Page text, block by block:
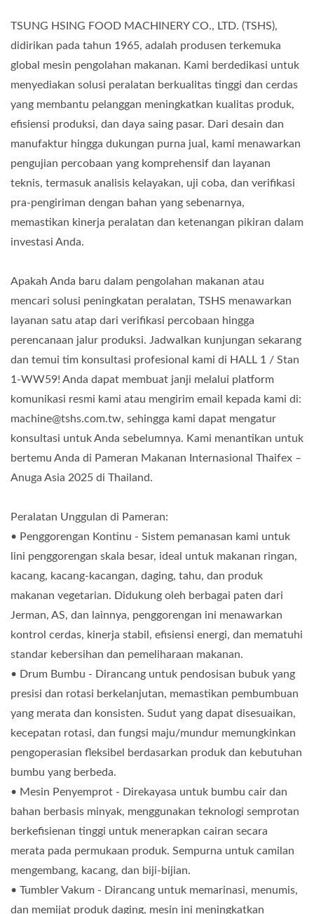
TSUNG HSING FOOD MACHINERY CO., LTD. (TSHS),
didirikan pada tahun 1965, adalah produsen terkemuka
global mesin pengolahan makanan. Kami berdedikasi untuk
menyediakan solusi peralatan berkualitas tinggi dan cerdas
yang membantu pelanggan meningkatkan kualitas produk,
efisiensi produksi, dan daya saing pasar. Dari desain dan
manufaktur hingga dukungan purna jual, kami menawarkan
pengujian percobaan yang komprehensif dan layanan
teknis, termasuk analisis kelayakan, uji coba, dan verifikasi
pra-pengiriman dengan bahan yang sebenarnya,
memastikan kinerja peralatan dan ketenangan pikiran dalam
investasi Anda.
Apakah Anda baru dalam pengolahan makanan atau
mencari solusi peningkatan peralatan, TSHS menawarkan
layanan satu atap dari verifikasi percobaan hingga
perencanaan jalur produksi. Jadwalkan kunjungan sekarang
dan temui tim konsultasi profesional kami di HALL 1 / Stan
1-WW59! Anda dapat membuat janji melalui platform
komunikasi resmi kami atau mengirim email kepada kami di:
machine@tshs.com.tw, sehingga kami dapat mengatur
konsultasi untuk Anda sebelumnya. Kami menantikan untuk
bertemu Anda di Pameran Makanan Internasional Thaifex –
Anuga Asia 2025 di Thailand.
Peralatan Unggulan di Pameran:
• Penggorengan Kontinu - Sistem pemanasan kami untuk
lini penggorengan skala besar, ideal untuk makanan ringan,
kacang, kacang-kacangan, daging, tahu, dan produk
makanan vegetarian. Didukung oleh berbagai paten dari
Jerman, AS, dan lainnya, penggorengan ini menawarkan
kontrol cerdas, kinerja stabil, efisiensi energi, dan mematuhi
standar kebersihan dan pemeliharaan makanan.
• Drum Bumbu - Dirancang untuk pendosisan bubuk yang
presisi dan rotasi berkelanjutan, memastikan pembumbuan
yang merata dan konsisten. Sudut yang dapat disesuaikan,
kecepatan rotasi, dan fungsi maju/mundur memungkinkan
pengoperasian fleksibel berdasarkan produk dan kebutuhan
bumbu yang berbeda.
• Mesin Penyemprot - Direkayasa untuk bumbu cair dan
bahan berbasis minyak, menggunakan teknologi semprotan
berkefisienan tinggi untuk menerapkan cairan secara
merata pada permukaan produk. Sempurna untuk camilan
mengembang, kacang, dan biji-bijian.
• Tumbler Vakum - Dirancang untuk memarinasi, menumis,
dan memijat produk daging, mesin ini meningkatkan